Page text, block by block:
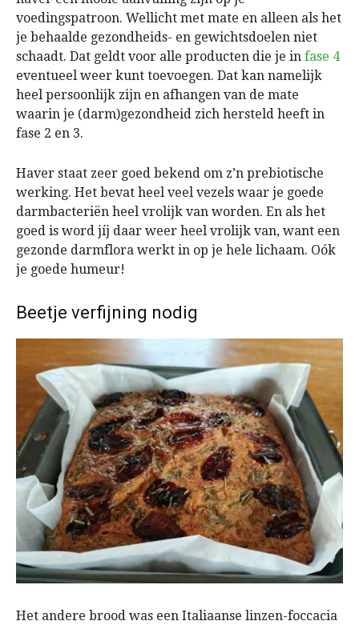
voedingspatroon. Wellicht met mate en alleen als het
je behaalde gezondheids- en gewichtsdoelen niet
schaadt. Dat geldt voor alle producten die je in fase 4
eventueel weer kunt toevoegen. Dat kan namelijk
heel persoonlijk zijn en afhangen van de mate
waarin je (darm)gezondheid zich hersteld heeft in
fase 2 en 3.
Haver staat zeer goed bekend om z’n prebiotische
werking. Het bevat heel veel vezels waar je goede
darmbacteriën heel vrolijk van worden. En als het
goed is word jíj daar weer heel vrolijk van, want een
gezonde darmflora werkt in op je hele lichaam. Oók
je goede humeur!
Beetje verfijning nodig
Het andere brood was een Italiaanse linzen-foccacia